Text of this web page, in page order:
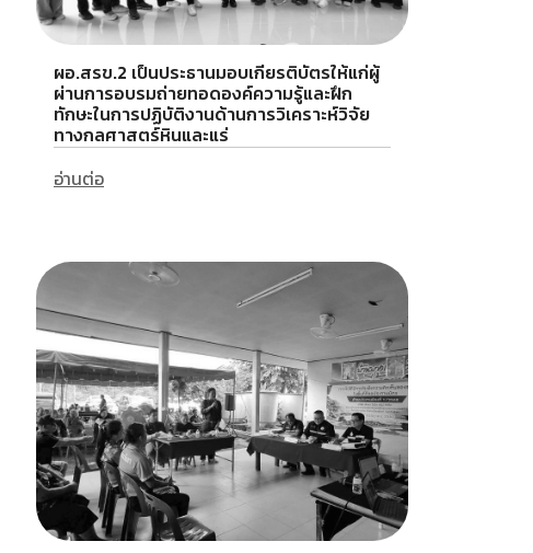
ผอ.สรข.2 เป็นประธานมอบเกียรติบัตรให้แก่ผู้
ผ่านการอบรมถ่ายทอดองค์ความรู้และฝึก
ทักษะในการปฏิบัติงานด้านการวิเคราะห์วิจัย
ทางกลศาสตร์หินและแร่
อ่านต่อ